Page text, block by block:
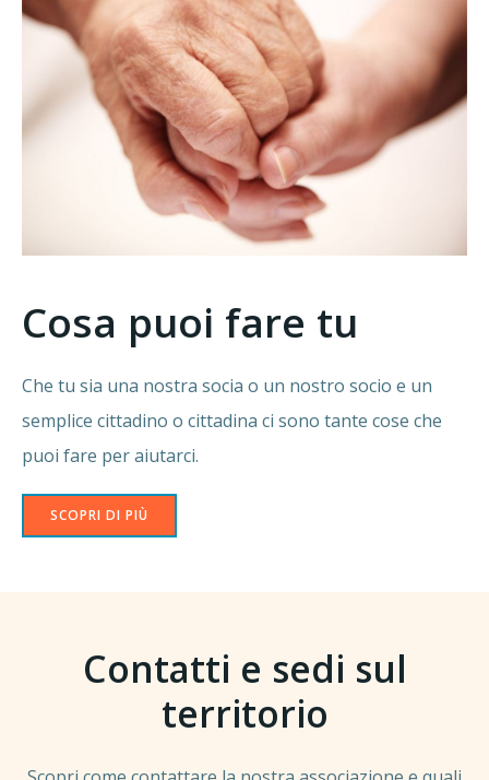
Cosa puoi fare tu
Che tu sia una nostra socia o un nostro socio e un
semplice cittadino o cittadina ci sono tante cose che
puoi fare per aiutarci.
SCOPRI DI PIÙ
Contatti e sedi sul
territorio